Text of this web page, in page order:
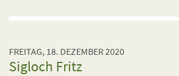
FREITAG, 18. DEZEMBER 2020
Sigloch Fritz